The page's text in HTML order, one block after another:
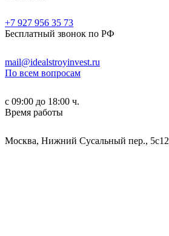
+7 927 956 35 73
Бесплатный звонок по РФ
mail@idealstroyinvest.ru
По всем вопросам
с 09:00 до 18:00 ч.
Время работы
Москва, Нижний Сусальный пер., 5c12